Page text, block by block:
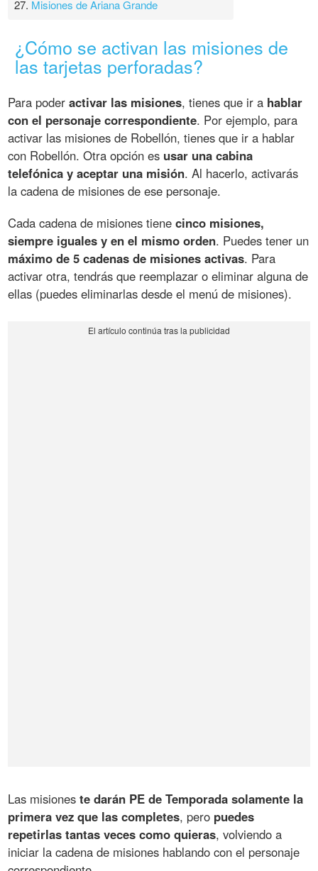
27. Misiones de Ariana Grande
¿Cómo se activan las misiones de
las tarjetas perforadas?
Para poderactivar las misiones, tienes que ir a hablar
con el personaje correspondiente. Por ejemplo, para
activar las misiones de Robellón, tienes que ir a hablar
con Robellón. Otra opción es usar una cabina
telefónica y aceptar una misión. Al hacerlo, activarás
la cadena de misiones de ese personaje.
Cada cadena de misiones tienecinco misiones,
siempre iguales y en el mismo orden. Puedes tener un
máximo de 5 cadenas de misiones activas. Para
activar otra, tendrás que reemplazar o eliminar alguna de
ellas (puedes eliminarlas desde el menú de misiones).
Las misioneste darán PE de Temporada solamente la
primera vez que las completes, pero puedes
repetirlas tantas veces como quieras, volviendo a
iniciar la cadena de misiones hablando con el personaje